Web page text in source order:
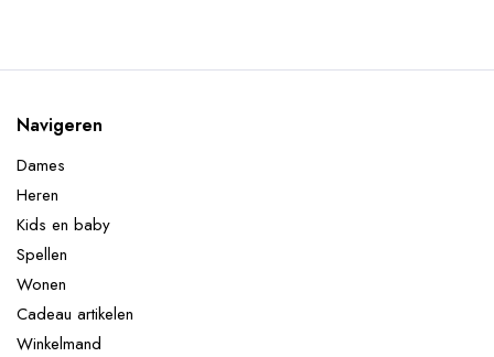
Navigeren
Dames
Heren
Kids en baby
Spellen
Wonen
Cadeau artikelen
Winkelmand